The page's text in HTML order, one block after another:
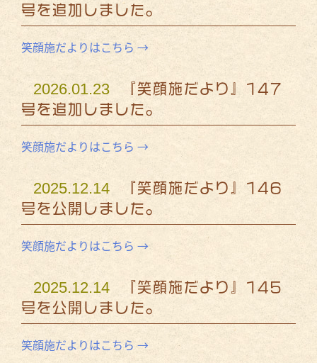
号を追加しました。
笑顔施だよりはこちら →
2026.01.23
『笑顔施だより』147
号を追加しました。
笑顔施だよりはこちら →
2025.12.14
『笑顔施だより』146
号を公開しました。
笑顔施だよりはこちら →
2025.12.14
『笑顔施だより』145
号を公開しました。
笑顔施だよりはこちら →